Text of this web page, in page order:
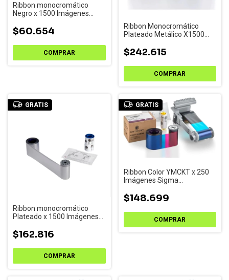
Ribbon monocromático
Negro x 1500 Imágenes
$60.654
Ribbon Monocromático
Plateado Metálico X1500
$242.615
GRATIS
Ribbon monocromático
Plateado x 1500 Imágenes
$162.816
GRATIS
Ribbon Color YMCKT x 250
Imágenes Sigma
$148.699